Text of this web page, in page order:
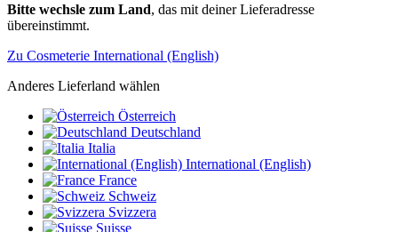
Bitte wechsle zum Land, das mit deiner Lieferadresse
übereinstimmt.
Zu Cosmeterie International (English)
Anderes Lieferland wählen
Österreich
Deutschland
Italia
International (English)
France
Schweiz
Svizzera
Suisse